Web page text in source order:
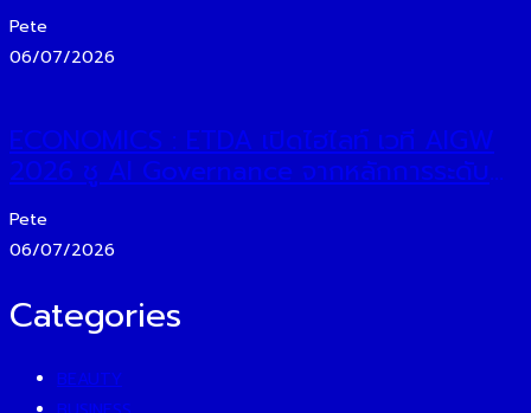
Playbook–AI Red Teaming’ เชื่อมหลักการ
สากลสู่การใช้จริง
Pete
06/07/2026
ECONOMICS : ETDA เปิดไฮไลท์ เวที AIGW
2026 ชู AI Governance จากหลักการระดับ
Pete
06/07/2026
Categories
BEAUTY